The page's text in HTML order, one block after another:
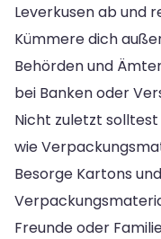
Leverkusen ab und
Kümmere dich
Behörden und
bei Banken oder
Nicht zuletzt
wie
Besorge Kartons
Freunde oder